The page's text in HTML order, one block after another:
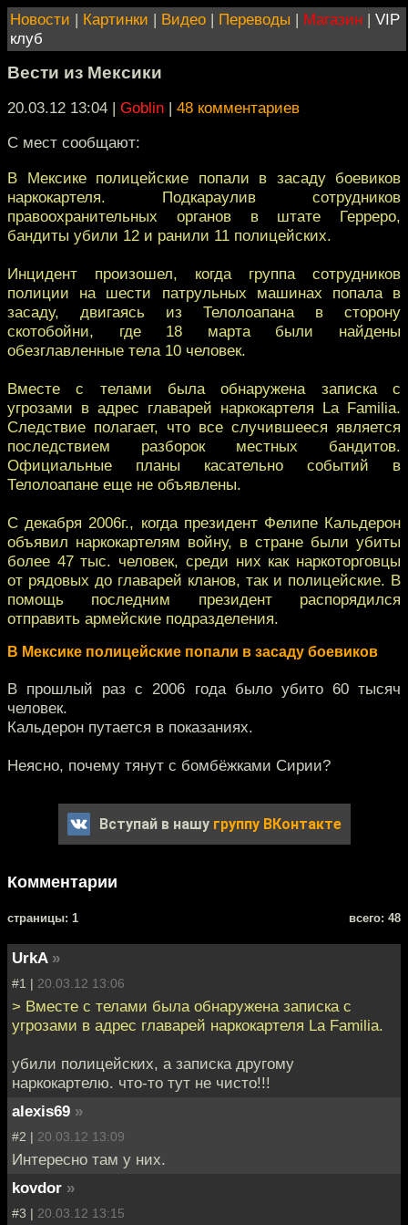
Новости | Картинки | Видео | Переводы | Магазин | VIP
клуб
Вести из Мексики
20.03.12 13:04 | Goblin | 48 комментариев
С мест сообщают:
В Мексике полицейские попали в засаду боевиков
наркокартеля. Подкараулив сотрудников
правоохранительных органов в штате Герреро,
бандиты убили 12 и ранили 11 полицейских.
Инцидент произошел, когда группа сотрудников
полиции на шести патрульных машинах попала в
засаду, двигаясь из Телолоапана в сторону
скотобойни, где 18 марта были найдены
обезглавленные тела 10 человек.
Вместе с телами была обнаружена записка с
угрозами в адрес главарей наркокартеля La Familia.
Следствие полагает, что все случившееся является
последствием разборок местных бандитов.
Официальные планы касательно событий в
Телолоапане еще не объявлены.
С декабря 2006г., когда президент Фелипе Кальдерон
объявил наркокартелям войну, в стране были убиты
более 47 тыс. человек, среди них как наркоторговцы
от рядовых до главарей кланов, так и полицейские. В
помощь последним президент распорядился
отправить армейские подразделения.
В Мексике полицейские попали в засаду боевиков
В прошлый раз с 2006 года было убито 60 тысяч
человек.
Кальдерон путается в показаниях.
Неясно, почему тянут с бомбёжками Сирии?
Вступай в нашу группу ВКонтакте
Комментарии
cтраницы: 1 всего: 48
UrkA »
#1 | 20.03.12 13:06
> Вместе с телами была обнаружена записка с
угрозами в адрес главарей наркокартеля La Familia.
убили полицейских, а записка другому
наркокартелю. что-то тут не чисто!!!
alexis69 »
#2 | 20.03.12 13:09
Интересно там у них.
kovdor »
#3 | 20.03.12 13:15